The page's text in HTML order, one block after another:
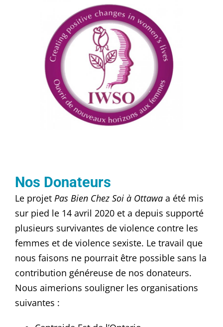
Nos Donateurs
Le projet Pas Bien Chez Soi à Ottawa a été mis
sur pied le 14 avril 2020 et a depuis supporté
plusieurs survivantes de violence contre les
femmes et de violence sexiste. Le travail que
nous faisons ne pourrait être possible sans la
contribution généreuse de nos donateurs.
Nous aimerions souligner les organisations
suivantes :